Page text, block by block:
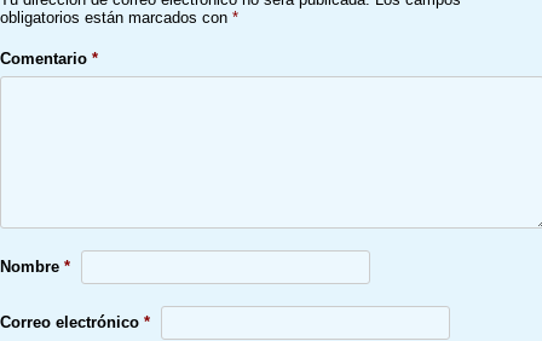
obligatorios están marcados con *
Comentario *
Nombre *
Correo electrónico *